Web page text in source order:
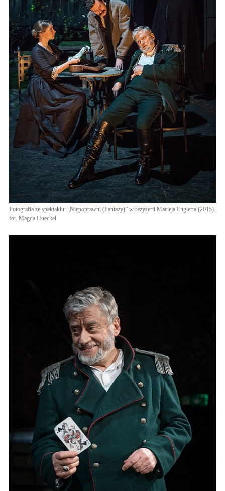
Fotografia ze spektaklu: „Niepoprawni (Fantazy)” w reżyserii Macieja Englerta (2015).
fot. Magda Hueckel